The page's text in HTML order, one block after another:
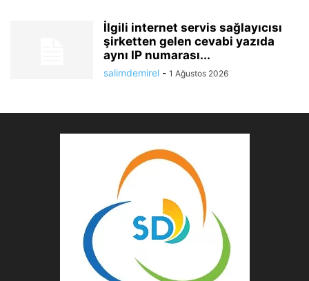
İlgili internet servis sağlayıcısı
şirketten gelen cevabi yazıda
aynı IP numarası...
salimdemirel - 1 Ağustos 2026